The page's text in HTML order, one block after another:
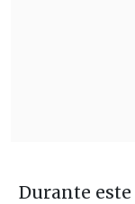
Durante